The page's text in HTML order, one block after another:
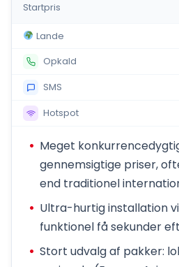
Startpris
Lande
Opkald
SMS
Hotspot
Meget
gennemsigtige priser,
end traditionel
Ultra-hurtig installation
funktionel få sekunder
Stort udvalg af pakker: